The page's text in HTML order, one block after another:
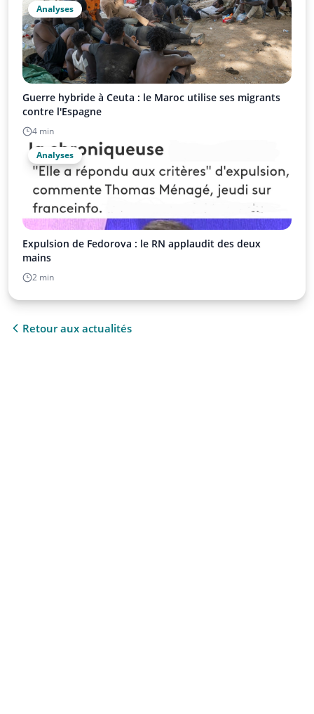
Analyses
Guerre hybride à Ceuta : le Maroc utilise ses migrants
contre l'Espagne
4 min
Analyses
Expulsion de Fedorova : le RN applaudit des deux
mains
2 min
Retour aux actualités